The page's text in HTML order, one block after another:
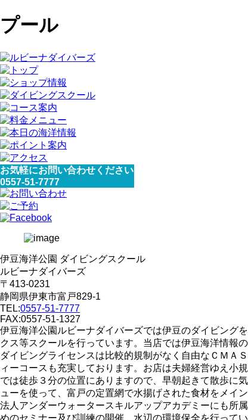
プール
お気軽にお問い合わせください
0557-51-7777
伊豆海洋公園 ダイビングスクール
ルビーナダイバーズ
〒413-0231
静岡県伊東市富戸829-1
TEL:0557-51-7777
FAX:0557-51-1327
伊豆海洋公園ルビーナダイバーズでは伊豆のダイビング
クス等スクールを行っています。当店では伊豆海洋情報
ダイビングライセンスは比較的規制がなく自由なＣＭＡ
ィーコースも充実しております。お店は夫婦経営ゆえ小
では徒歩３分の位置にありますので、早朝起きて散歩に
ューを使って、富戸の定置網で水揚げされた食材をメイ
法人アンダーウォータースキルアップアカデミーにも所
めのセミナー及び訓練の開催、水辺の環境保全を行って